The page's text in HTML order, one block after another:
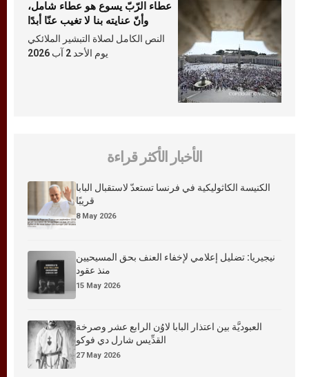
عطاء الرّبّ يسوع هو عطاء شامل،
وأنّ عنايته بنا لا تغيب عنّا أبدًا
النص الكامل لصلاة التبشير الملائكي
يوم الأحد 2 آب 2026
الأخبار الأكثر قراءة
الكنيسة الكاثوليكية في فرنسا تستعدّ لاستقبال البابا
قريبًا
8 May 2026
نيجيريا: تضليل إعلامي لإخفاء العنف بحق المسيحيين
منذ عقود
15 May 2026
العبوديَّة بين اعتذار البابا لاوُن الرابع عشر وصرخة
القدِّيس شارل دي فوكو
27 May 2026